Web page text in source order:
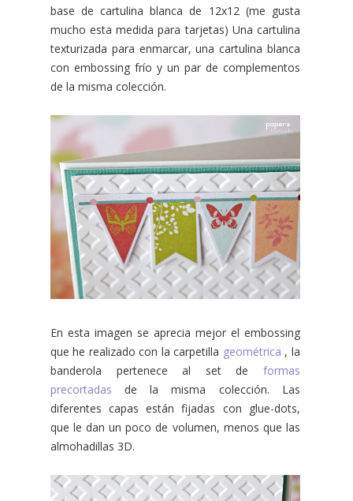
base de cartulina blanca de 12x12 (me gusta
mucho esta medida para tarjetas) Una cartulina
texturizada para enmarcar, una cartulina blanca
con embossing frío y un par de complementos
de la misma colección.
En esta imagen se aprecia mejor el embossing
que he realizado con la carpetilla geométrica , la
banderola pertenece al set de formas
precortadas de la misma colección. Las
diferentes capas están fijadas con glue-dots,
que le dan un poco de volumen, menos que las
almohadillas 3D.